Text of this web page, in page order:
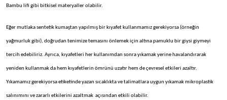
Bambu lifi gibi bitkisel materyaller olabilir.
Eğer mutlaka sentetik kumaştan yapılmış bir kıyafet kullanmamız gerekiyorsa (örneğin
yağmurluk gibi), doğrudan tenimize temasını önlemek için altına pamuklu bir giysi giymeyi
tercih edebiliriz. Ayrıca, kıyafetleri her kullanımdan sonra yıkamak yerine havalandırarak
yeniden kullanmak da hem kıyafetlerin ömrünü uzatır hem de çevresel etkileri azaltır.
Yıkamamız gerekiyorsa etiketinde yazan sıcaklıkta ve talimatlara uygun yıkamak mikroplastik
salınımını ve zararlı etkilerini azaltmak açısından etkili olabilir.